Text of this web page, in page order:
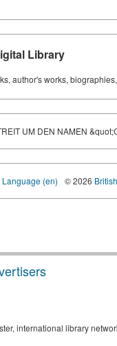
Library
author's works,
UM DEN NAMEN
Language (en) © 2026
international library